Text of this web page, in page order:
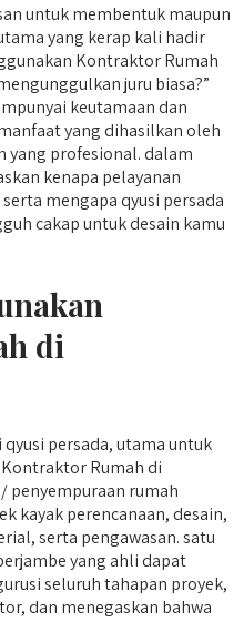
untuk membentuk maupun
yang kerap kali hadir
Kontraktor Rumah
juru biasa?”
keutamaan dan
yang dihasilkan oleh
yang profesional. dalam
kenapa pelayanan
mengapa qyusi persada
cakap untuk desain kamu
di
persada, utama untuk
Rumah di
penyempuraan rumah
kayak perencanaan, desain,
serta pengawasan. satu
yang ahli dapat
seluruh tahapan proyek,
dan menegaskan bahwa